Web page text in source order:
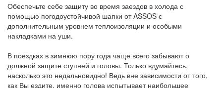
Обеспечьте себе защиту во время заездов в холода с
помощью погодоустойчивой шапки от ASSOS с
дополнительным уровнем теплоизоляции и особыми
накладками на уши.
В поездках в зимнюю пору года чаще всего забывают о
должной защите ступней и головы. Только вдумайтесь,
насколько это недальновидно! Ведь вне зависимости от того,
как Вы ездите, именно голова испытывает наибольшее